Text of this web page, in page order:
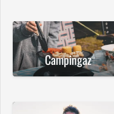
Campingaz